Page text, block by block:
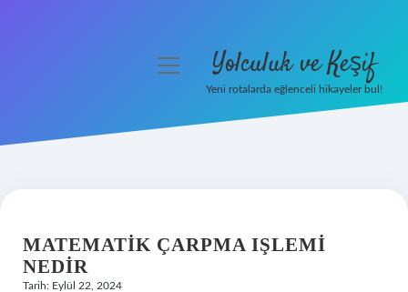
Hakkımızda
menüyü Yolculuk ve Keşif
Yeni rotalarda eğlenceli hikayeler bul!
MATEMATIK ÇARPMA IŞLEMI
NEDIR
Tarih: Eylül 22, 2024